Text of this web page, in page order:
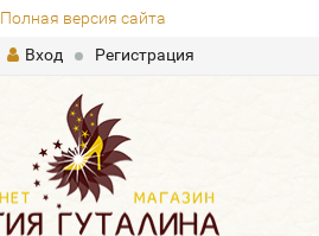
Полная версия сайта
Вход
Регистрация